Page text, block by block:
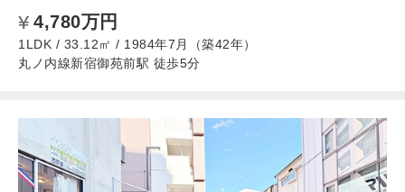
4,780万円
1LDK / 33.12㎡ / 1984年7月（築42年）
丸ノ内線新宿御苑前駅 徒歩5分